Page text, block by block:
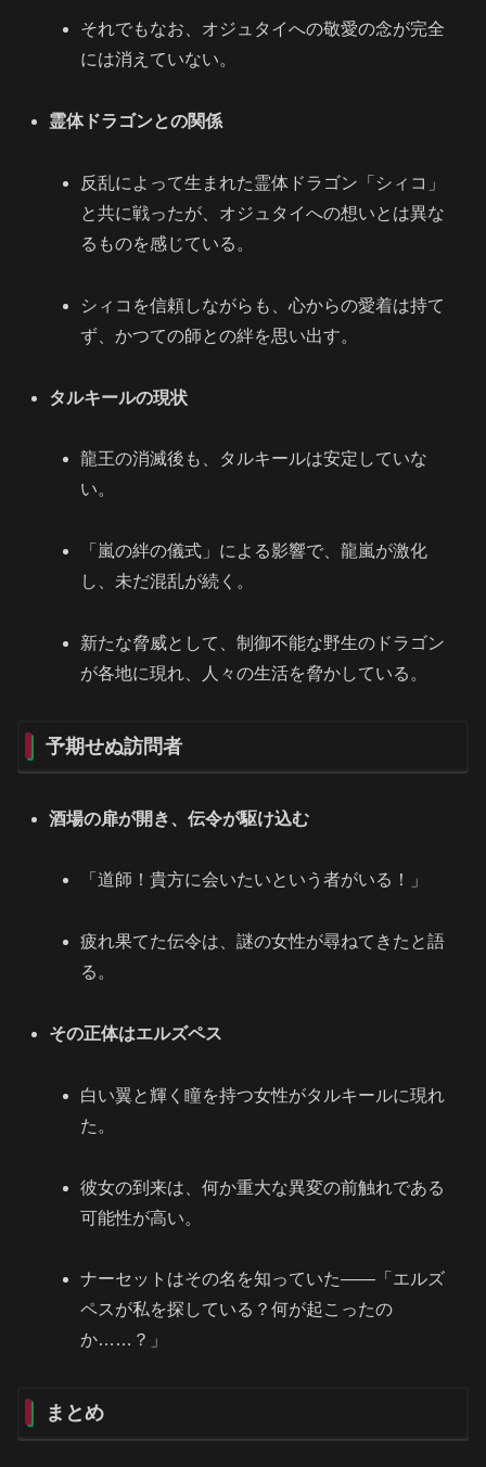
それでもなお、オジュタイへの敬愛の念が完全
には消えていない。
霊体ドラゴンとの関係
反乱によって生まれた霊体ドラゴン「シィコ」
と共に戦ったが、オジュタイへの想いとは異な
るものを感じている。
シィコを信頼しながらも、心からの愛着は持て
ず、かつての師との絆を思い出す。
タルキールの現状
龍王の消滅後も、タルキールは安定していな
い。
「嵐の絆の儀式」による影響で、龍嵐が激化
し、未だ混乱が続く。
新たな脅威として、制御不能な野生のドラゴン
が各地に現れ、人々の生活を脅かしている。
予期せぬ訪問者
酒場の扉が開き、伝令が駆け込む
「道師！貴方に会いたいという者がいる！」
疲れ果てた伝令は、謎の女性が尋ねてきたと語
る。
その正体はエルズペス
白い翼と輝く瞳を持つ女性がタルキールに現れ
た。
彼女の到来は、何か重大な異変の前触れである
可能性が高い。
ナーセットはその名を知っていた――「エルズ
ペスが私を探している？何が起こったの
か……？」
まとめ